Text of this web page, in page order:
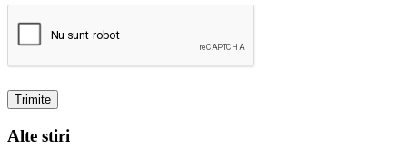
Alte stiri